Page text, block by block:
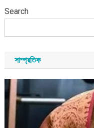
Search
সাম্প্রতিক